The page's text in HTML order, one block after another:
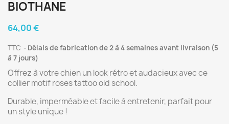
BIOTHANE
64,00 €
TTC
Délais de fabrication de 2 à 4 semaines avant livraison (5
à 7 jours)
Offrez à votre chien un look rétro et audacieux avec ce
collier motif roses tattoo old school.
Durable, imperméable et facile à entretenir, parfait pour
un style unique !